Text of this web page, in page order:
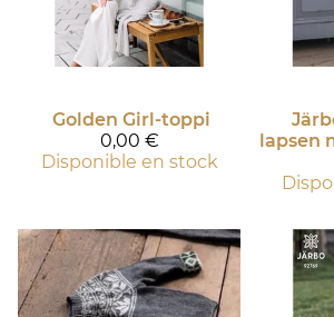
Golden Girl-toppi
0,00 €
Disponible en stock
lapsen